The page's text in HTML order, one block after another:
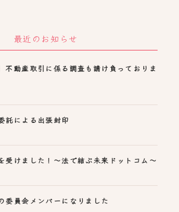
最近のお知らせ
不動産取引に係る調査も請け負っておりま
託による出張封印
受けました！～法で結ぶ未来ドットコム～
委員会メンバーになりました